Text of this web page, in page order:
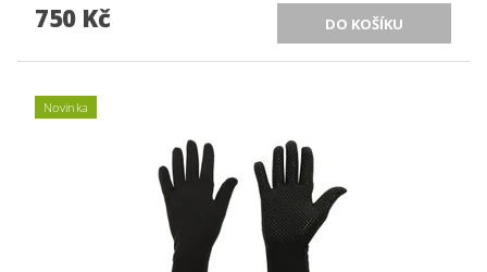
750 Kč
Novinka